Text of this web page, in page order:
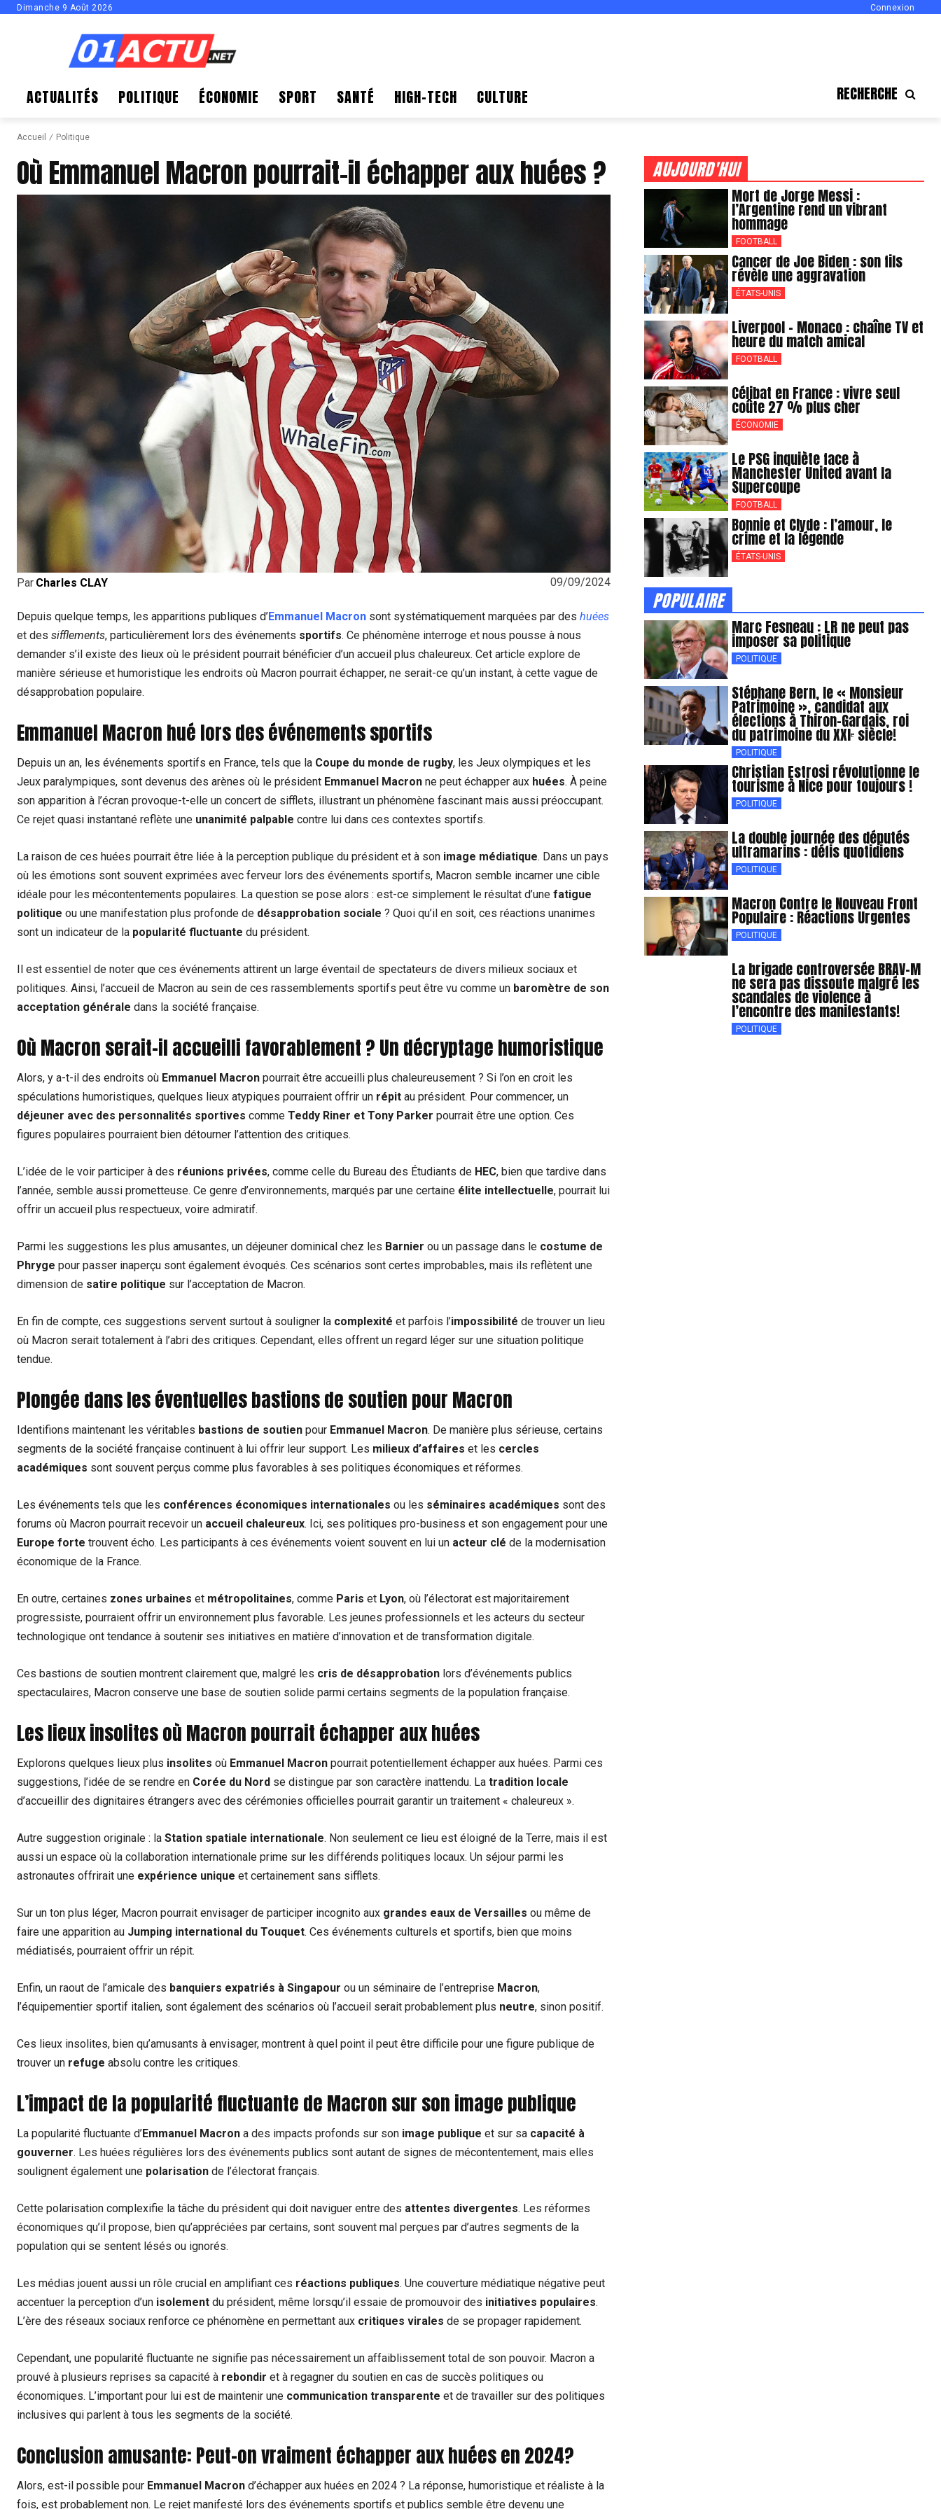
Dimanche 9 Août 2026 Connexion
ACTUALITÉS POLITIQUE ÉCONOMIE SPORT SANTÉ HIGH-TECH CULTURE RECHERCHE
Accueil Politique
Où Emmanuel Macron pourrait-il échapper aux huées ?
09/09/2024
Par Charles CLAY
Depuis quelque temps, les apparitions publiques d’Emmanuel Macron sont systématiquement marquées par des huées
et des sifflements, particulièrement lors des événements sportifs. Ce phénomène interroge et nous pousse à nous
demander s’il existe des lieux où le président pourrait bénéficier d’un accueil plus chaleureux. Cet article explore de
manière sérieuse et humoristique les endroits où Macron pourrait échapper, ne serait-ce qu’un instant, à cette vague de
désapprobation populaire.
Emmanuel Macron hué lors des événements sportifs
Depuis un an, les événements sportifs en France, tels que la Coupe du monde de rugby, les Jeux olympiques et les
Jeux paralympiques, sont devenus des arènes où le président Emmanuel Macron ne peut échapper aux huées. À peine
son apparition à l’écran provoque-t-elle un concert de sifflets, illustrant un phénomène fascinant mais aussi préoccupant.
Ce rejet quasi instantané reflète une unanimité palpable contre lui dans ces contextes sportifs.
La raison de ces huées pourrait être liée à la perception publique du président et à son image médiatique. Dans un pays
où les émotions sont souvent exprimées avec ferveur lors des événements sportifs, Macron semble incarner une cible
idéale pour les mécontentements populaires. La question se pose alors : est-ce simplement le résultat d’une fatigue
politique ou une manifestation plus profonde de désapprobation sociale ? Quoi qu’il en soit, ces réactions unanimes
sont un indicateur de la popularité fluctuante du président.
Il est essentiel de noter que ces événements attirent un large éventail de spectateurs de divers milieux sociaux et
politiques. Ainsi, l’accueil de Macron au sein de ces rassemblements sportifs peut être vu comme un baromètre de son
acceptation générale dans la société française.
Où Macron serait-il accueilli favorablement ? Un décryptage humoristique
Alors, y a-t-il des endroits où Emmanuel Macron pourrait être accueilli plus chaleureusement ? Si l’on en croit les
spéculations humoristiques, quelques lieux atypiques pourraient offrir un répit au président. Pour commencer, un
déjeuner avec des personnalités sportives comme Teddy Riner et Tony Parker pourrait être une option. Ces
figures populaires pourraient bien détourner l’attention des critiques.
L’idée de le voir participer à des réunions privées, comme celle du Bureau des Étudiants de HEC, bien que tardive dans
l’année, semble aussi prometteuse. Ce genre d’environnements, marqués par une certaine élite intellectuelle, pourrait lui
offrir un accueil plus respectueux, voire admiratif.
Parmi les suggestions les plus amusantes, un déjeuner dominical chez les Barnier ou un passage dans le costume de
Phryge pour passer inaperçu sont également évoqués. Ces scénarios sont certes improbables, mais ils reflètent une
dimension de satire politique sur l’acceptation de Macron.
En fin de compte, ces suggestions servent surtout à souligner la complexité et parfois l’impossibilité de trouver un lieu
où Macron serait totalement à l’abri des critiques. Cependant, elles offrent un regard léger sur une situation politique
tendue.
Plongée dans les éventuelles bastions de soutien pour Macron
Identifions maintenant les véritables bastions de soutien pour Emmanuel Macron. De manière plus sérieuse, certains
segments de la société française continuent à lui offrir leur support. Les milieux d’affaires et les cercles
académiques sont souvent perçus comme plus favorables à ses politiques économiques et réformes.
Les événements tels que les conférences économiques internationales ou les séminaires académiques sont des
forums où Macron pourrait recevoir un accueil chaleureux. Ici, ses politiques pro-business et son engagement pour une
Europe forte trouvent écho. Les participants à ces événements voient souvent en lui un acteur clé de la modernisation
économique de la France.
En outre, certaines zones urbaines et métropolitaines, comme Paris et Lyon, où l’électorat est majoritairement
progressiste, pourraient offrir un environnement plus favorable. Les jeunes professionnels et les acteurs du secteur
technologique ont tendance à soutenir ses initiatives en matière d’innovation et de transformation digitale.
Ces bastions de soutien montrent clairement que, malgré les cris de désapprobation lors d’événements publics
spectaculaires, Macron conserve une base de soutien solide parmi certains segments de la population française.
Les lieux insolites où Macron pourrait échapper aux huées
Explorons quelques lieux plus insolites où Emmanuel Macron pourrait potentiellement échapper aux huées. Parmi ces
suggestions, l’idée de se rendre en Corée du Nord se distingue par son caractère inattendu. La tradition locale
d’accueillir des dignitaires étrangers avec des cérémonies officielles pourrait garantir un traitement « chaleureux ».
Autre suggestion originale : la Station spatiale internationale. Non seulement ce lieu est éloigné de la Terre, mais il est
aussi un espace où la collaboration internationale prime sur les différends politiques locaux. Un séjour parmi les
astronautes offrirait une expérience unique et certainement sans sifflets.
Sur un ton plus léger, Macron pourrait envisager de participer incognito aux grandes eaux de Versailles ou même de
faire une apparition au Jumping international du Touquet. Ces événements culturels et sportifs, bien que moins
médiatisés, pourraient offrir un répit.
Enfin, un raout de l’amicale des banquiers expatriés à Singapour ou un séminaire de l’entreprise Macron,
l’équipementier sportif italien, sont également des scénarios où l’accueil serait probablement plus neutre, sinon positif.
Ces lieux insolites, bien qu’amusants à envisager, montrent à quel point il peut être difficile pour une figure publique de
trouver un refuge absolu contre les critiques.
L’impact de la popularité fluctuante de Macron sur son image publique
La popularité fluctuante d’Emmanuel Macron a des impacts profonds sur son image publique et sur sa capacité à
gouverner. Les huées régulières lors des événements publics sont autant de signes de mécontentement, mais elles
soulignent également une polarisation de l’électorat français.
Cette polarisation complexifie la tâche du président qui doit naviguer entre des attentes divergentes. Les réformes
économiques qu’il propose, bien qu’appréciées par certains, sont souvent mal perçues par d’autres segments de la
population qui se sentent lésés ou ignorés.
Les médias jouent aussi un rôle crucial en amplifiant ces réactions publiques. Une couverture médiatique négative peut
accentuer la perception d’un isolement du président, même lorsqu’il essaie de promouvoir des initiatives populaires.
L’ère des réseaux sociaux renforce ce phénomène en permettant aux critiques virales de se propager rapidement.
Cependant, une popularité fluctuante ne signifie pas nécessairement un affaiblissement total de son pouvoir. Macron a
prouvé à plusieurs reprises sa capacité à rebondir et à regagner du soutien en cas de succès politiques ou
économiques. L’important pour lui est de maintenir une communication transparente et de travailler sur des politiques
inclusives qui parlent à tous les segments de la société.
Conclusion amusante: Peut-on vraiment échapper aux huées en 2024?
Alors, est-il possible pour Emmanuel Macron d’échapper aux huées en 2024 ? La réponse, humoristique et réaliste à la
fois, est probablement non. Le rejet manifesté lors des événements sportifs et publics semble être devenu une
AUJOURD'HUI
Mort de Jorge Messi :
l’Argentine rend un vibrant
hommage
FOOTBALL
Cancer de Joe Biden : son fils
révèle une aggravation
ÉTATS-UNIS
Liverpool – Monaco : chaîne TV et
heure du match amical
FOOTBALL
Célibat en France : vivre seul
coûte 27 % plus cher
ÉCONOMIE
Le PSG inquiète face à
Manchester United avant la
Supercoupe
FOOTBALL
Bonnie et Clyde : l’amour, le
crime et la légende
ÉTATS-UNIS
POPULAIRE
Marc Fesneau : LR ne peut pas
imposer sa politique
POLITIQUE
Stéphane Bern, le « Monsieur
Patrimoine », candidat aux
élections à Thiron-Gardais, roi
du patrimoine du XXIᵉ siècle!
POLITIQUE
Christian Estrosi révolutionne le
tourisme à Nice pour toujours !
POLITIQUE
La double journée des députés
ultramarins : défis quotidiens
POLITIQUE
Macron Contre le Nouveau Front
Populaire : Réactions Urgentes
POLITIQUE
La brigade controversée BRAV-M
ne sera pas dissoute malgré les
scandales de violence à
l’encontre des manifestants!
POLITIQUE